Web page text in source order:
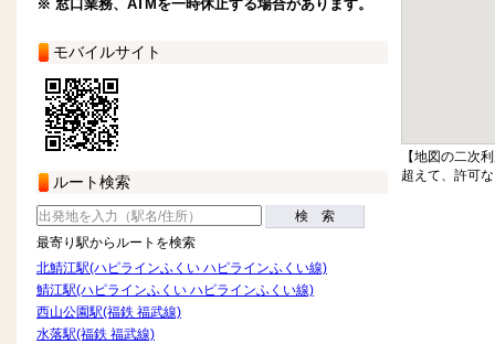
※ 窓口業務、ATMを一時休止する場合があります。
モバイルサイト
ルート検索
検 索
最寄り駅からルートを検索
北鯖江駅(ハピラインふくい ハピラインふくい線)
鯖江駅(ハピラインふくい ハピラインふくい線)
西山公園駅(福鉄 福武線)
水落駅(福鉄 福武線)
【地図の二次
超えて、許可